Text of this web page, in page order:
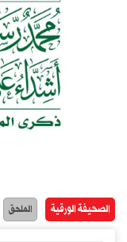
الصحيفة الورقية الملحق